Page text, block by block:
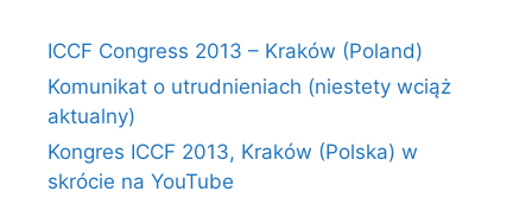
ICCF Congress 2013 – Kraków (Poland)
Komunikat o utrudnieniach (niestety wciąż
aktualny)
Kongres ICCF 2013, Kraków (Polska) w
skrócie na YouTube